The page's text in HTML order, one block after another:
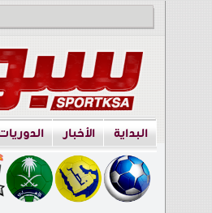
البداية الأخبار